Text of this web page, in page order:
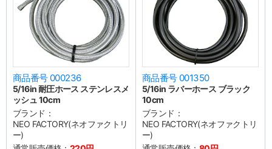
商品番号 000236
5/16in 耐圧ホース ステンレスメ
ッシュ 10cm
ブランド：
NEO FACTORY(ネオファクトリ
ー)
商品番号 001350
5/16in ラバーホース ブラック
10cm
ブランド：
NEO FACTORY(ネオファクトリ
ー)